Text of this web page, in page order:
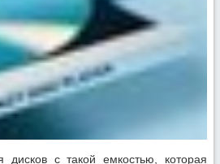
дисков с такой емкостью, которая